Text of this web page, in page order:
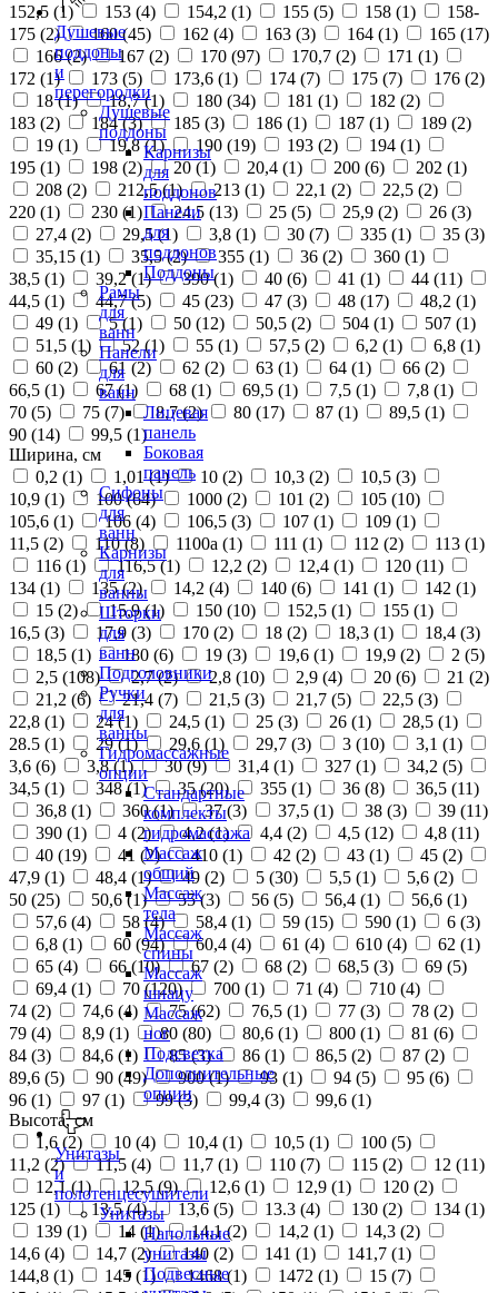
Душевые
поддоны
и
перегородки
Душевые
поддоны
Карнизы
для
поддонов
Панели
для
поддонов
Поддоны
Рамы
для
ванн
Панели
для
ванн
Лицевая
панель
Боковая
панель
Сифоны
для
ванн
Карнизы
для
ванны
Шторки
для
ванн
Подголовники
Ручки
для
ванны
Гидромассажные
опции
Стандартные
комплекты
гидромассажа
Массаж
общий
Массаж
тела
Массаж
спины
Массаж
шиацу
Массаж
ног
Подсветка
Дополнительные
опции
Унитазы
и
полотенцесушители
Унитазы
Напольные
унитазы
Подвесные
152,5 (1) 153 (4) 154,2 (1) 155 (5) 158 (1)
158-
175 (2) 160 (45) 162 (4) 163 (3) 164 (1) 165 (17)
166 (2) 167 (2) 170 (97) 170,7 (2) 171 (1)
172 (1) 173 (5) 173,6 (1) 174 (7) 175 (7) 176 (2)
18 (1) 18,7 (1) 180 (34) 181 (1) 182 (2)
183 (2) 184 (3) 185 (3) 186 (1) 187 (1) 189 (2)
19 (1) 19,8 (1) 190 (19) 193 (2) 194 (1)
195 (1) 198 (2) 20 (1) 20,4 (1) 200 (6) 202 (1)
208 (2) 212,5 (1) 213 (1) 22,1 (2) 22,5 (2)
220 (1) 230 (1) 24,5 (13) 25 (5) 25,9 (2) 26 (3)
27,4 (2) 29,5 (1) 3,8 (1) 30 (7) 335 (1) 35 (3)
35,15 (1) 35,5 (2) 355 (1) 36 (2) 360 (1)
38,5 (1) 39,2 (1) 390 (1) 40 (6) 41 (1) 44 (11)
44,5 (1) 44,7 (5) 45 (23) 47 (3) 48 (17) 48,2 (1)
49 (1) 5 (1) 50 (12) 50,5 (2) 504 (1) 507 (1)
51,5 (1) 52 (1) 55 (1) 57,5 (2) 6,2 (1) 6,8 (1)
60 (2) 61 (2) 62 (2) 63 (1) 64 (1) 66 (2)
66,5 (1) 67 (1) 68 (1) 69,5 (1) 7,5 (1) 7,8 (1)
70 (5) 75 (7) 8,7 (2) 80 (17) 87 (1) 89,5 (1)
90 (14) 99,5 (1)
Ширина, см
0,2 (1) 1,01 (1) 10 (2) 10,3 (2) 10,5 (3)
10,9 (1) 100 (64) 1000 (2) 101 (2) 105 (10)
105,6 (1) 106 (4) 106,5 (3) 107 (1) 109 (1)
11,5 (2) 110 (8) 1100а (1) 111 (1) 112 (2) 113 (1)
116 (1) 116,5 (1) 12,2 (2) 12,4 (1) 120 (11)
134 (1) 135 (2) 14,2 (4) 140 (6) 141 (1) 142 (1)
15 (2) 15,9 (1) 150 (10) 152,5 (1) 155 (1)
16,5 (3) 17,9 (3) 170 (2) 18 (2) 18,3 (1) 18,4 (3)
18,5 (1) 180 (6) 19 (3) 19,6 (1) 19,9 (2) 2 (5)
2,5 (108) 2,7 (2) 2,8 (10) 2,9 (4) 20 (6) 21 (2)
21,2 (6) 21,4 (7) 21,5 (3) 21,7 (5) 22,5 (3)
22,8 (1) 24 (1) 24,5 (1) 25 (3) 26 (1) 28,5 (1)
28.5 (1) 29 (1) 29,6 (1) 29,7 (3) 3 (10) 3,1 (1)
3,6 (6) 3,8 (1) 30 (9) 31,4 (1) 327 (1) 34,2 (5)
34,5 (1) 348 (1) 35 (20) 355 (1) 36 (8) 36,5 (11)
36,8 (1) 360 (1) 37 (3) 37,5 (1) 38 (3) 39 (11)
390 (1) 4 (2) 4,2 (1) 4,4 (2) 4,5 (12) 4,8 (11)
40 (19) 41 (2) 410 (1) 42 (2) 43 (1) 45 (2)
47,9 (1) 48,4 (1) 49 (2) 5 (30) 5,5 (1) 5,6 (2)
50 (25) 50,6 (1) 55 (3) 56 (5) 56,4 (1) 56,6 (1)
57,6 (4) 58 (4) 58,4 (1) 59 (15) 590 (1) 6 (3)
6,8 (1) 60 (94) 60,4 (4) 61 (4) 610 (4) 62 (1)
65 (4) 66 (10) 67 (2) 68 (2) 68,5 (3) 69 (5)
69,4 (1) 70 (120) 700 (1) 71 (4) 710 (4)
74 (2) 74,6 (4) 75 (62) 76,5 (1) 77 (3) 78 (2)
79 (4) 8,9 (1) 80 (80) 80,6 (1) 800 (1) 81 (6)
84 (3) 84,6 (1) 85 (3) 86 (1) 86,5 (2) 87 (2)
89,6 (5) 90 (49) 900 (1) 93 (1) 94 (5) 95 (6)
96 (1) 97 (1) 99 (3) 99,4 (3) 99,6 (1)
Высота, см
1,6 (2) 10 (4) 10,4 (1) 10,5 (1) 100 (5)
11,2 (2) 11,5 (4) 11,7 (1) 110 (7) 115 (2) 12 (11)
12,1 (1) 12,5 (9) 12,6 (1) 12,9 (1) 120 (2)
125 (1) 13,5 (4) 13,6 (5) 13.3 (4) 130 (2) 134 (1)
139 (1) 14 (1) 14,1 (2) 14,2 (1) 14,3 (2)
14,6 (4) 14,7 (2) 140 (2) 141 (1) 141,7 (1)
144,8 (1) 145 (1) 1468 (1) 1472 (1) 15 (7)